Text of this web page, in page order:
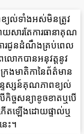
យល់ទាំងអស់មិនត្រូវ
យសារតែការធានាគុណ
ការជូនដំណឹងគ្រប់ពេល
ោកបានអនុវត្តនូវ
ងមាតិកានៃព័ត៌មាន
ទស្សន៍គុណភាពខ្យល់
ច្ចសន្យាខូចខាតឬបើ
ើតឡើងដោយផ្ទាល់ឬ
ះ។